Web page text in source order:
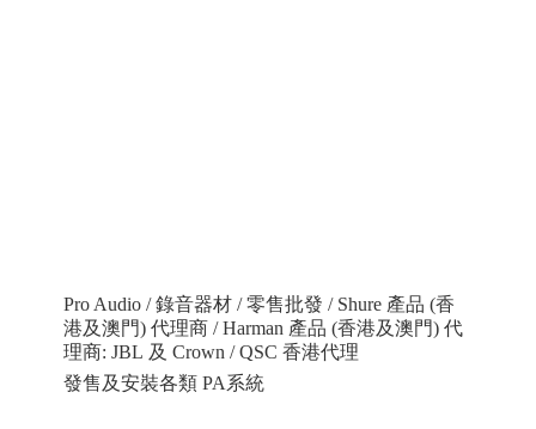
Pro Audio / 錄音器材 / 零售批發 / Shure 產品 (香
港及澳門) 代理商 / Harman 產品 (香港及澳門) 代
理商: JBL 及 Crown / QSC 香港代理
發售及安裝各類 PA系統